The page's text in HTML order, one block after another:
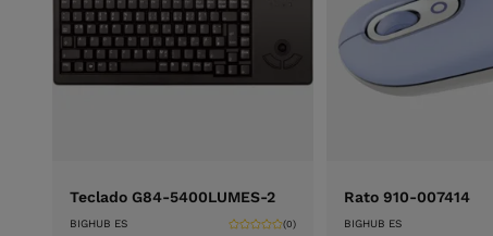
Teclado G84-5400LUMES-2
BIGHUB ES (0)
Rato 910-007414
BIGHUB ES